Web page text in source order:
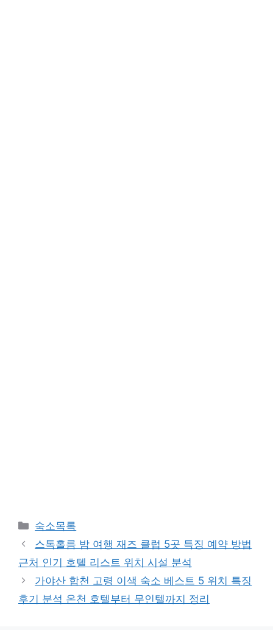
카
테
리
숙소목록
스톡홀름 밤 여행 재즈 클럽 5곳 특징 예약 방법
근처 인기 호텔 리스트 위치 시설 분석
가야산 합천 고령 이색 숙소 베스트 5 위치 특징
후기 분석 온천 호텔부터 무인텔까지 정리